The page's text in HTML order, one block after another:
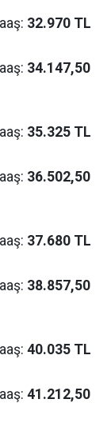
32.970 TL
34.147,50
35.325 TL
36.502,50
37.680 TL
38.857,50
40.035 TL
41.212,50